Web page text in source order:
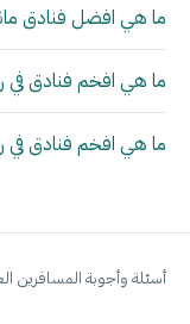
ما هي افضل فنادق
ما هي افخم فنادق في
ما هي افخم فنادق في
أسئلة وأجوبة المسافرين